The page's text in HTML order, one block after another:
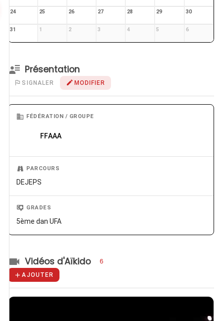
24 25 26 27 28 29 30
31 1 2 3 4 5 6
Présentation
SIGNALER MODIFIER
FÉDÉRATION / GROUPE
FFAAA
PARCOURS
DEJEPS
GRADES
5ème dan UFA
Vidéos d'Aïkido 6
AJOUTER